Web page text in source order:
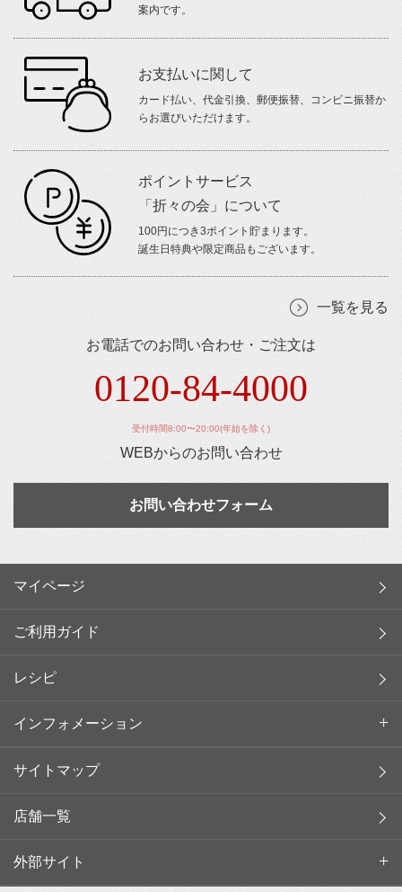
案内です。
お支払いに関して
カード払い、代金引換、郵便振替、コンビニ振替か
らお選びいただけます。
ポイントサービス
「折々の会」について
100円につき3ポイント貯まります。
誕生日特典や限定商品もございます。
一覧を見る
お電話でのお問い合わせ・ご注文は
0120-84-4000
受付時間8:00〜20:00(年始を除く)
WEBからのお問い合わせ
お問い合わせフォーム
マイページ
ご利用ガイド
レシピ
インフォメーション
サイトマップ
店舗一覧
外部サイト